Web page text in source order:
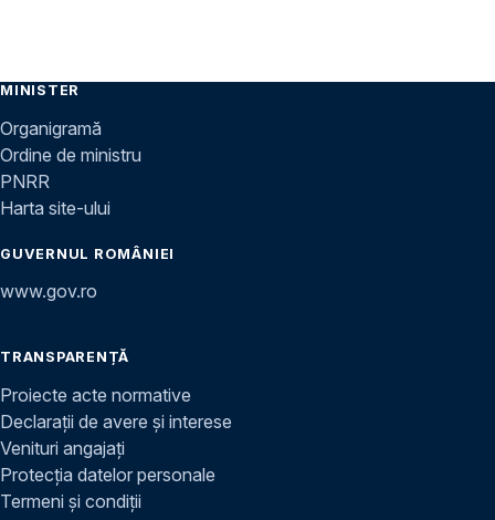
MINISTER
Organigramă
Ordine de ministru
PNRR
Harta site-ului
GUVERNUL ROMÂNIEI
www.gov.ro
TRANSPARENȚĂ
Proiecte acte normative
Declarații de avere și interese
Venituri angajați
Protecția datelor personale
Termeni și condiții